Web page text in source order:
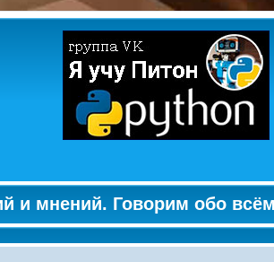
мнений. Говорим обо